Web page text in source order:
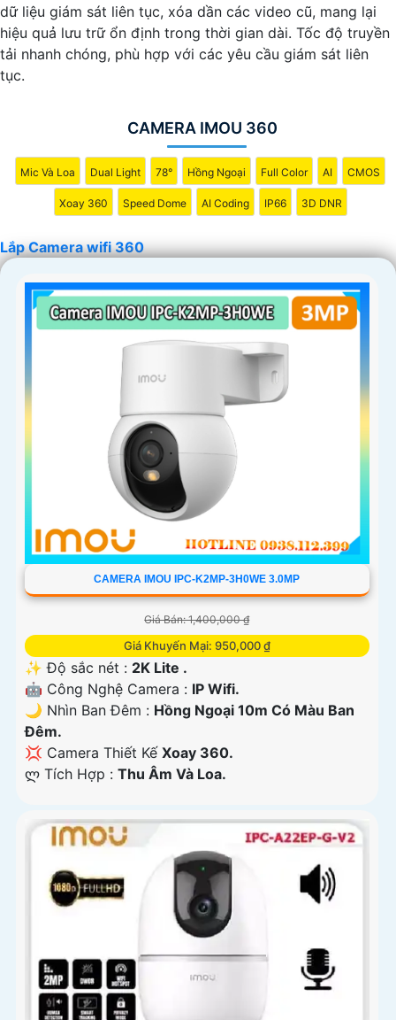
dữ liệu giám sát liên tục, xóa dần các video cũ, mang lại
hiệu quả lưu trữ ổn định trong thời gian dài. Tốc độ truyền
tải nhanh chóng, phù hợp với các yêu cầu giám sát liên
tục.
CAMERA IMOU 360
Mic Và Loa Dual Light 78° Hồng Ngoại Full Color AI CMOS
Xoay 360 Speed Dome AI Coding IP66 3D DNR
Lắp Camera wifi 360
CAMERA IMOU IPC-K2MP-3H0WE 3.0MP
Giá Bán: 1,400,000 ₫
Giá Khuyến Mại: 950,000 ₫
✨ Độ sắc nét : 2K Lite .
🤖️ Công Nghệ Camera : IP Wifi.
🌙 Nhìn Ban Đêm : Hồng Ngoại 10m Có Màu Ban
Ðêm.
💢 Camera Thiết Kế Xoay 360.
️ლ Tích Hợp : Thu Âm Và Loa.